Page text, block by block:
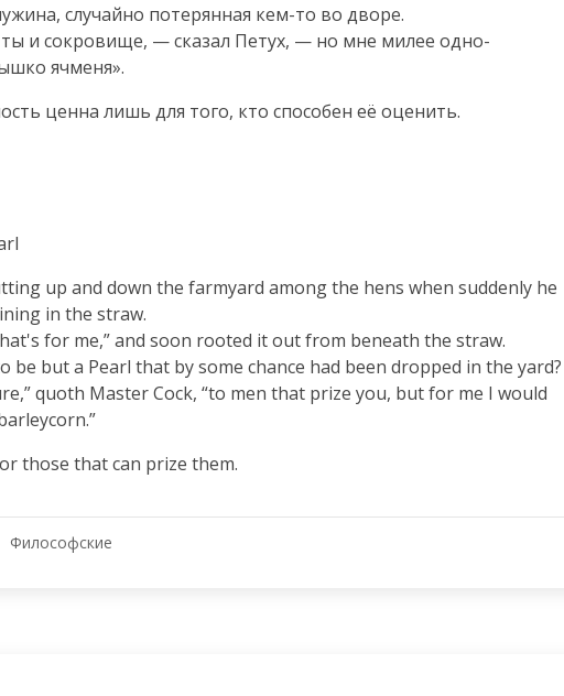
случайно потерянная кем-то во дворе.
и сокровище, — сказал Петух, — но мне милее одно-
ячменя».
ценна лишь для того, кто способен её оценить.
up and down the farmyard among the hens when suddenly he
in the straw.
for me,” and soon rooted it out from beneath the straw.
be but a Pearl that by some chance had been dropped in the yard?
quoth Master Cock, “to men that prize you, but for me I would
those that can prize them.
Философские